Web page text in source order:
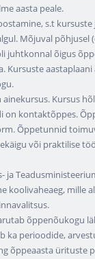
aasta peale.
s.t
Mõjuval põhjusel
juhtkonnal õigus
Kursuste
Kursus
on kontaktõppes.
Õppetunnid
või praktilise
ja
koolivaheaeg, mille
õppenõukogu
ka perioodide,
õppeaasta ürituste